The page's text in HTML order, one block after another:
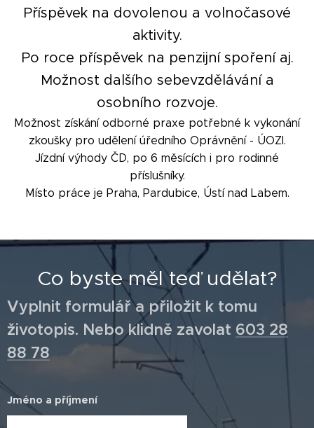
Příspěvek na dovolenou a volnočasové
aktivity.
Po roce příspěvek na penzijní spoření aj.
Možnost dalšího sebevzdělávání a
osobního rozvoje.
Možnost získání odborné praxe potřebné k vykonání
zkoušky pro udělení úředního Oprávnění - ÚOZI.
Jízdní výhody ČD, po 6 měsících i pro rodinné
příslušníky.
Místo práce je Praha, Pardubice, Ústí nad Labem.
Co byste měl teď udělat?
Vyplnit formulář a přiložit k tomu
životopis. Nebo klidně zavolat 603 28
88 78
Jméno a příjmení